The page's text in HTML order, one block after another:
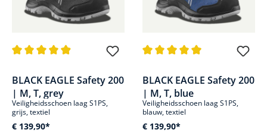
BLACK EAGLE Safety 200
| M, T, grey
Veiligheidsschoen laag S1PS,
grijs, textiel
€ 139,90*
BLACK EAGLE Safety 200
| M, T, blue
Veiligheidsschoen laag S1PS,
blauw, textiel
€ 139,90*